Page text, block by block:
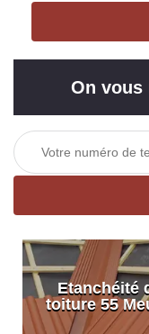
On vous
Etanchéité
toiture 55